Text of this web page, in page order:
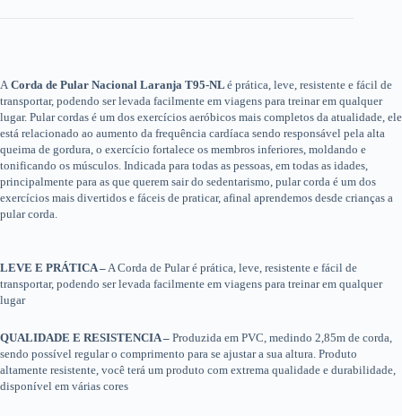
A Corda de Pular Nacional Laranja T95-NL é prática, leve, resistente e fácil de
transportar, podendo ser levada facilmente em viagens para treinar em qualquer
lugar. Pular cordas é um dos exercícios aeróbicos mais completos da atualidade, ele
está relacionado ao aumento da frequência cardíaca sendo responsável pela alta
queima de gordura, o exercício fortalece os membros inferiores, moldando e
tonificando os músculos. Indicada para todas as pessoas, em todas as idades,
principalmente para as que querem sair do sedentarismo, pular corda é um dos
exercícios mais divertidos e fáceis de praticar, afinal aprendemos desde crianças a
pular corda.
LEVE E PRÁTICA –A Corda de Pular é prática, leve, resistente e fácil de
transportar, podendo ser levada facilmente em viagens para treinar em qualquer
lugar
QUALIDADE E RESISTENCIA – Produzida em PVC, medindo 2,85m de corda,
sendo possível regular o comprimento para se ajustar a sua altura. Produto
altamente resistente, você terá um produto com extrema qualidade e durabilidade,
disponível em várias cores